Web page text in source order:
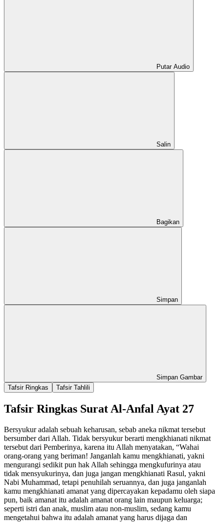
Putar Audio
Salin
Bagikan
Simpan
Simpan Gambar
Tafsir Ringkas
Tafsir Tahlili
Tafsir Ringkas Surat Al-Anfal Ayat 27
Bersyukur adalah sebuah keharusan, sebab aneka nikmat tersebut
bersumber dari Allah. Tidak bersyukur berarti mengkhianati nikmat
tersebut dari Pemberinya, karena itu Allah menyatakan, “Wahai
orang-orang yang beriman! Janganlah kamu mengkhianati, yakni
mengurangi sedikit pun hak Allah sehingga mengkufurinya atau
tidak mensyukurinya, dan juga jangan mengkhianati Rasul, yakni
Nabi Muhammad, tetapi penuhilah seruannya, dan juga janganlah
kamu mengkhianati amanat yang dipercayakan kepadamu oleh siapa
pun, baik amanat itu adalah amanat orang lain maupun keluarga;
seperti istri dan anak, muslim atau non-muslim, sedang kamu
mengetahui bahwa itu adalah amanat yang harus dijaga dan